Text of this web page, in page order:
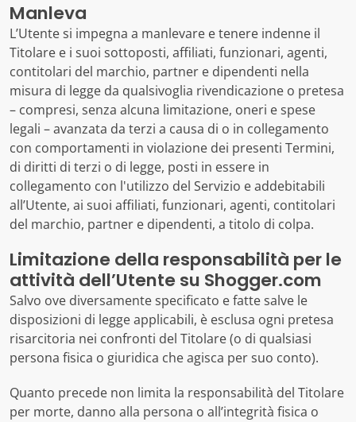
Manleva
L’Utente si impegna a manlevare e tenere indenne il
Titolare e i suoi sottoposti, affiliati, funzionari, agenti,
contitolari del marchio, partner e dipendenti nella
misura di legge da qualsivoglia rivendicazione o pretesa
– compresi, senza alcuna limitazione, oneri e spese
legali – avanzata da terzi a causa di o in collegamento
con comportamenti in violazione dei presenti Termini,
di diritti di terzi o di legge, posti in essere in
collegamento con l'utilizzo del Servizio e addebitabili
all’Utente, ai suoi affiliati, funzionari, agenti, contitolari
del marchio, partner e dipendenti, a titolo di colpa.
Limitazione della responsabilità per le
attività dell’Utente su Shogger.com
Salvo ove diversamente specificato e fatte salve le
disposizioni di legge applicabili, è esclusa ogni pretesa
risarcitoria nei confronti del Titolare (o di qualsiasi
persona fisica o giuridica che agisca per suo conto).
Quanto precede non limita la responsabilità del Titolare
per morte, danno alla persona o all’integrità fisica o